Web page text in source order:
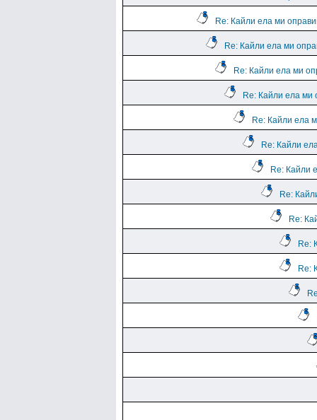
Re: Кайли ела ми
Re: Кайли ела ми
Re: Кайли ела ми
Re: Кайли ела ми
Re: Кайли ела
Re: Кайли
Re: Кайли
Re:
Re:
Re:
Re: